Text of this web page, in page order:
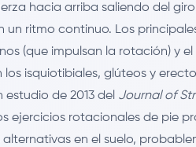
hacia arriba saliendo del
un ritmo continuo. Los
(que impulsan la rotación) y
los isquiotibiales, glúteos y
estudio de 2013 del Journal of
ejercicios rotacionales de pie
en el suelo,